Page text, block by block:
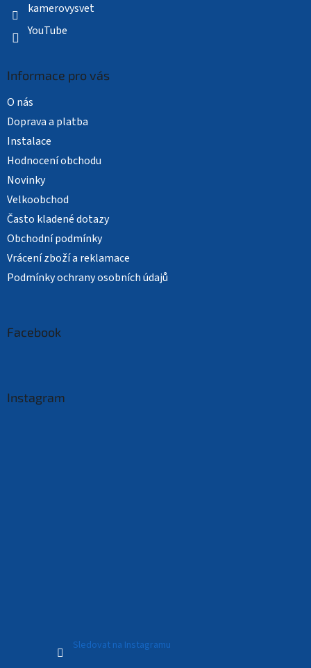
kamerovysvet
YouTube
Informace pro vás
O nás
Doprava a platba
Instalace
Hodnocení obchodu
Novinky
Velkoobchod
Často kladené dotazy
Obchodní podmínky
Vrácení zboží a reklamace
Podmínky ochrany osobních údajů
Facebook
Instagram
Sledovat na Instagramu